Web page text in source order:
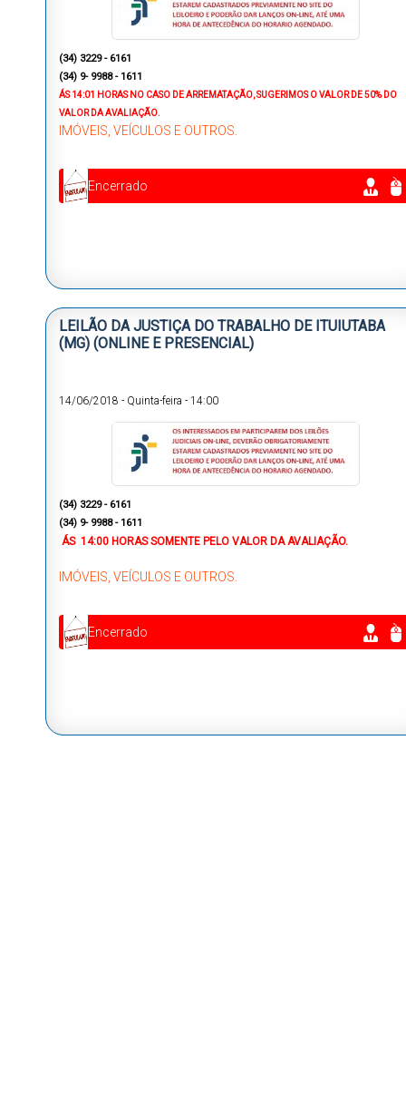
(34) 3229 - 6161
(34) 9- 9988 - 1611
ÁS 14:01 HORAS NO CASO DE ARREMATAÇÃO, SUGERIMOS O VALOR DE 50% DO
VALOR DA AVALIAÇÃO.
IMÓVEIS, VEÍCULOS E OUTROS.
Encerrado
LEILÃO DA JUSTIÇA DO TRABALHO DE ITUIUTABA
(MG) (ONLINE E PRESENCIAL)
14/06/2018 - Quinta-feira - 14:00
(34) 3229 - 6161
(34) 9- 9988 - 1611
ÁS 14:00 HORASSOMENTE PELO VALOR DA AVALIAÇÃO.
IMÓVEIS, VEÍCULOS E OUTROS.
Encerrado